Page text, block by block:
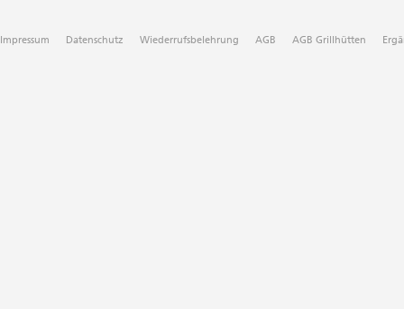
Impressum Datenschutz Wiederrufsbelehrung AGB AGB Grillhütten